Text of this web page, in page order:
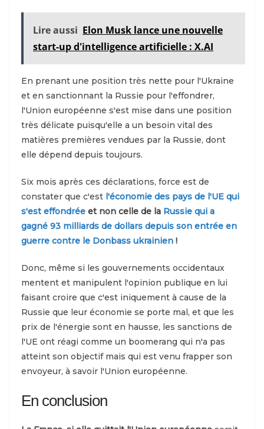
Lire aussi Elon Musk lance une nouvelle
start-up d'intelligence artificielle : X.AI
En prenant une position très nette pour l'Ukraine
et en sanctionnant la Russie pour l'effondrer,
l'Union européenne s'est mise dans une position
très délicate puisqu'elle a un besoin vital des
matières premières vendues par la Russie, dont
elle dépend depuis toujours.
Six mois après ces déclarations, force est de
constater que c'est l'économie des pays de l'UE qui
s'est effondrée et non celle de la Russie qui a
gagné 93 milliards de dollars depuis son entrée en
guerre contre le Donbass ukrainien !
Donc, même si les gouvernements occidentaux
mentent et manipulent l'opinion publique en lui
faisant croire que c'est iniquement à cause de la
Russie que leur économie se porte mal, et que les
prix de l'énergie sont en hausse, les sanctions de
l'UE ont réagi comme un boomerang qui n'a pas
atteint son objectif mais qui est venu frapper son
envoyeur, à savoir l'Union européenne.
En conclusion